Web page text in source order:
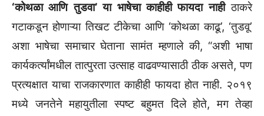
‘कोथळा आणि तुडवा’ या भाषेचा काहीही फायदा नाहीठाकरे
गटाकडून होणाऱ्या तिखट टीकेचा आणि ‘कोथळा काढू’, ‘तुडवू’
अशा भाषेचा समाचार घेताना सामंत म्हणाले की, “अशी भाषा
कार्यकर्त्यांमधील तात्पुरता उत्साह वाढवण्यासाठी ठीक असते, पण
प्रत्यक्षात याचा राजकारणात काहीही फायदा होत नाही. २०१९
मध्ये जनतेने महायुतीला स्पष्ट बहुमत दिले होते, मग तेव्हा